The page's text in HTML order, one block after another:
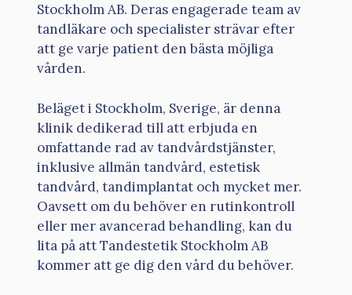
Stockholm AB. Deras engagerade team av
tandläkare och specialister strävar efter
att ge varje patient den bästa möjliga
vården.
Beläget i Stockholm, Sverige, är denna
klinik dedikerad till att erbjuda en
omfattande rad av tandvårdstjänster,
inklusive allmän tandvård, estetisk
tandvård, tandimplantat och mycket mer.
Oavsett om du behöver en rutinkontroll
eller mer avancerad behandling, kan du
lita på att Tandestetik Stockholm AB
kommer att ge dig den vård du behöver.